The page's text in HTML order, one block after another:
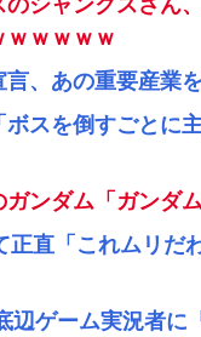
のシャンクスさん
ｗｗｗｗｗ
言、あの重要産業
ボスを倒すごとに
ガンダム「ガンダ
正直「これムリ
辺ゲーム実況者